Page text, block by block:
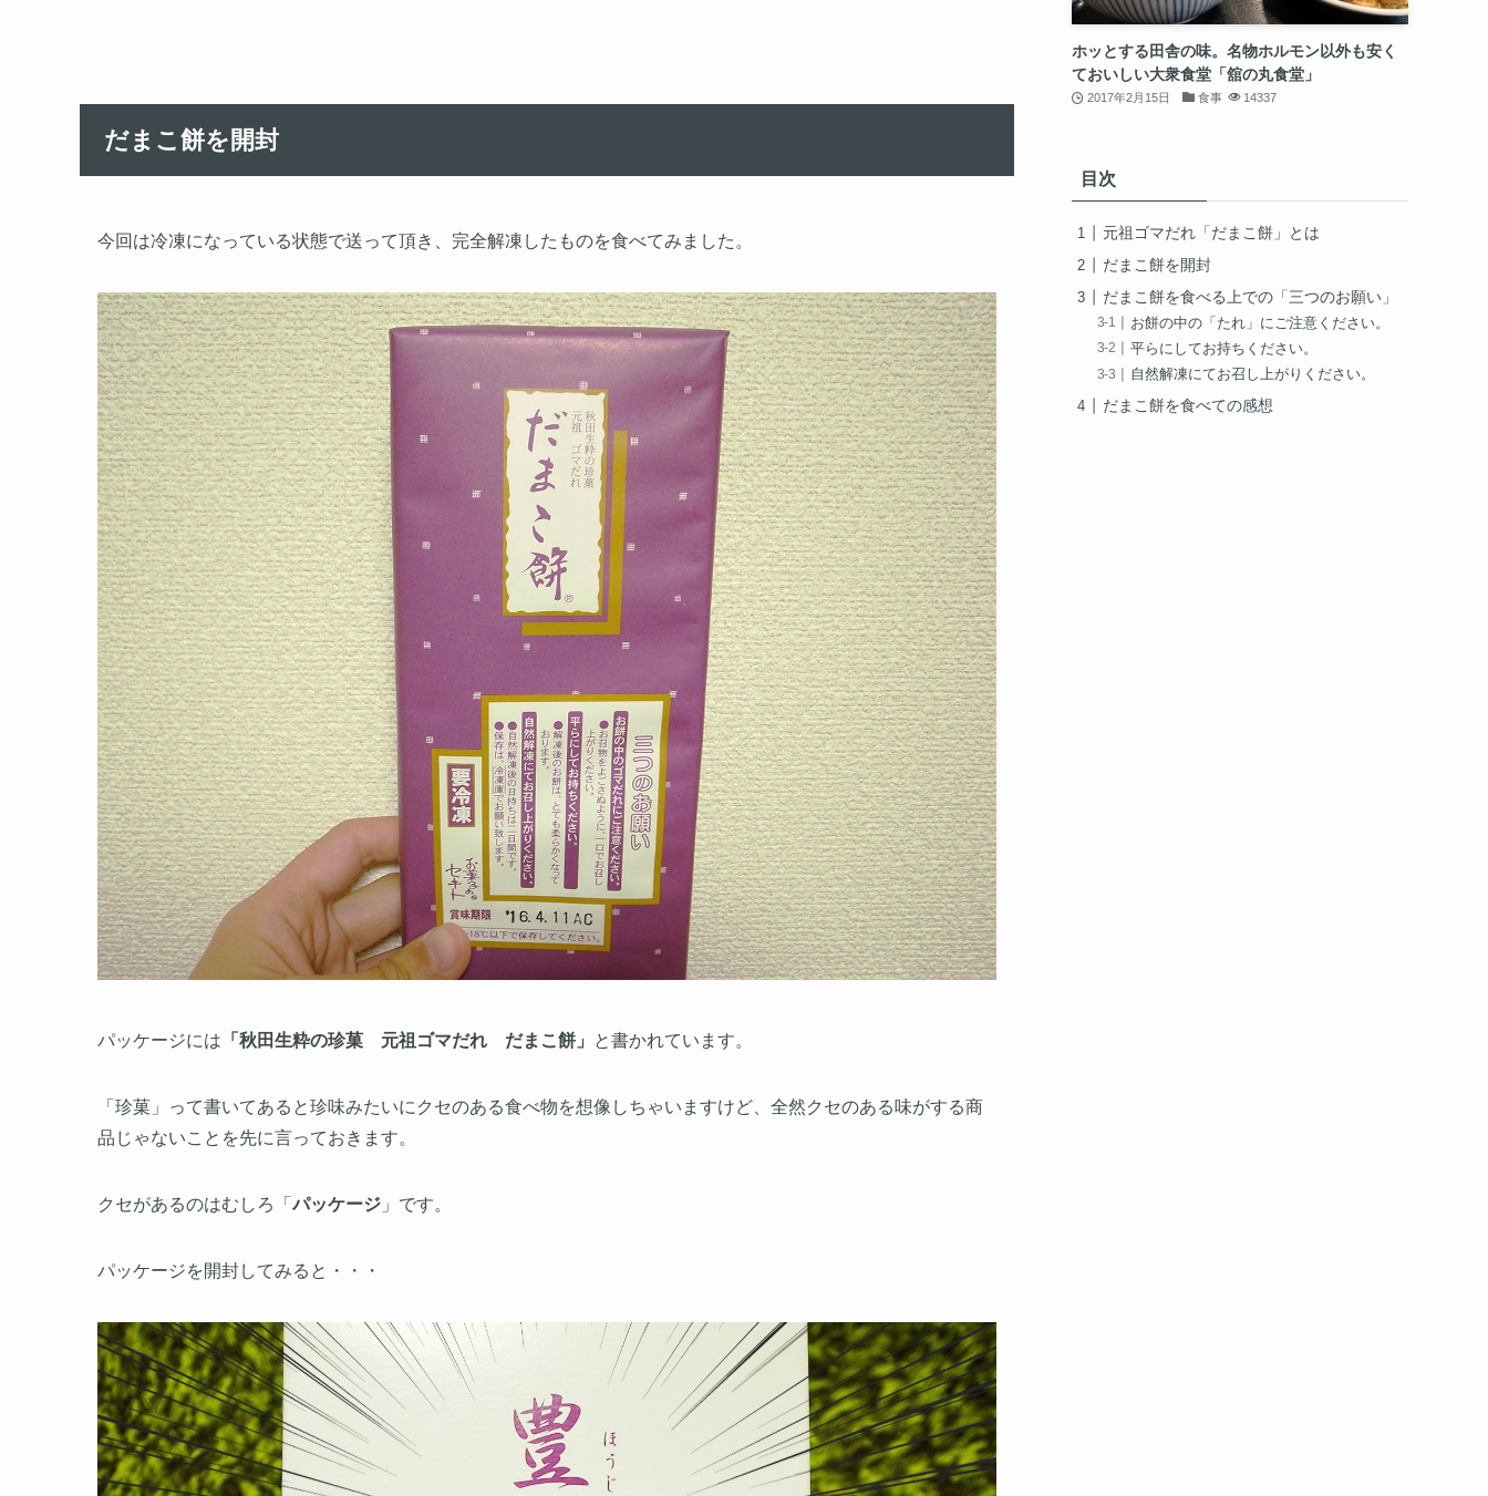
だまこ餅を開封
今回は冷凍になっている状態で送って頂き、完全解凍したものを食べてみました。
パッケージには 「秋田生粋の珍菓 元祖ゴマだれ だまこ餅」 と書かれています。
「珍菓」って書いてあると珍味みたいにクセのある食べ物を想像しちゃいますけど、全然クセのある味がする商
品じゃないことを先に言っておきます。
クセがあるのはむしろ「 パッケージ 」です。
パッケージを開封してみると・・・
ホッとする田舎の味。名物ホルモン以外も安く
ておいしい大衆食堂「舘の丸食堂」
2017年2月15日 食事 14337
目次
元祖ゴマだれ「だまこ餅」とは
だまこ餅を開封
だまこ餅を食べる上での「三つのお願い」
お餅の中の「たれ」にご注意ください。
平らにしてお持ちください。
自然解凍にてお召し上がりください。
だまこ餅を食べての感想